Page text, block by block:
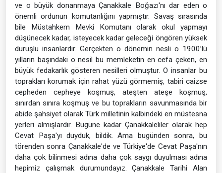
ve o büyük donanmaya Çanakkale Boğazı'nı dar eden o
önemli ordunun komutanlığını yapmıştır. Savaş sırasında
bile Müstahkem Mevki Komutanı olarak okul yapmayı
düşünecek kadar, isteyecek kadar geleceği öngören yüksek
duruşlu insanlardır. Gerçekten o dönemin nesli o 1900’lü
yılların başındaki o nesil bu memleketin en cefa çeken, en
büyük fedakarlık gösteren nesilleri olmuştur. O insanlar bu
toprakları korumak için rahat yüzü görmemiş, tabiri caizse
cepheden cepheye koşmuş, ateşten ateşe koşmuş,
sınırdan sınıra koşmuş ve bu toprakların savunmasında bir
abide şahsiyet olarak Türk milletinin kalbindeki en müstesna
yerleri almışlardır. Bugüne kadar Çanakkaleliler olarak hep
Cevat Paşa'yı duyduk, bildik. Ama bugünden sonra, bu
törenden sonra Çanakkale'de ve Türkiye'de Cevat Paşa'nın
daha çok bilinmesi adına daha çok saygı duyulması adına
hepimiz çalışmak durumundayız. Çanakkale Tarihi Alan